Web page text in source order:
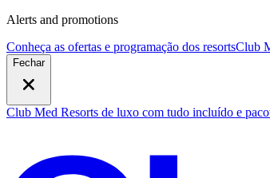
Alerts and promotions
Conheça as ofertas e programação dos resortsClub
Fechar
Club Med Resorts de luxo com tudo incluído e